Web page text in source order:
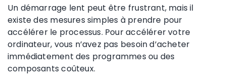
Un démarrage lent peut être frustrant, mais il
existe des mesures simples à prendre pour
accélérer le processus. Pour accélérer votre
ordinateur, vous n’avez pas besoin d’acheter
immédiatement des programmes ou des
composants coûteux.